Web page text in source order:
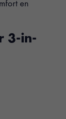
en
3-in-